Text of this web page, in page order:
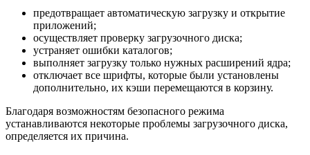
предотвращает автоматическую загрузку и открытие
приложений;
осуществляет проверку загрузочного диска;
устраняет ошибки каталогов;
выполняет загрузку только нужных расширений ядра;
отключает все шрифты, которые были установлены
дополнительно, их кэши перемещаются в корзину.
Благодаря возможностям безопасного режима
устанавливаются некоторые проблемы загрузочного диска,
определяется их причина.